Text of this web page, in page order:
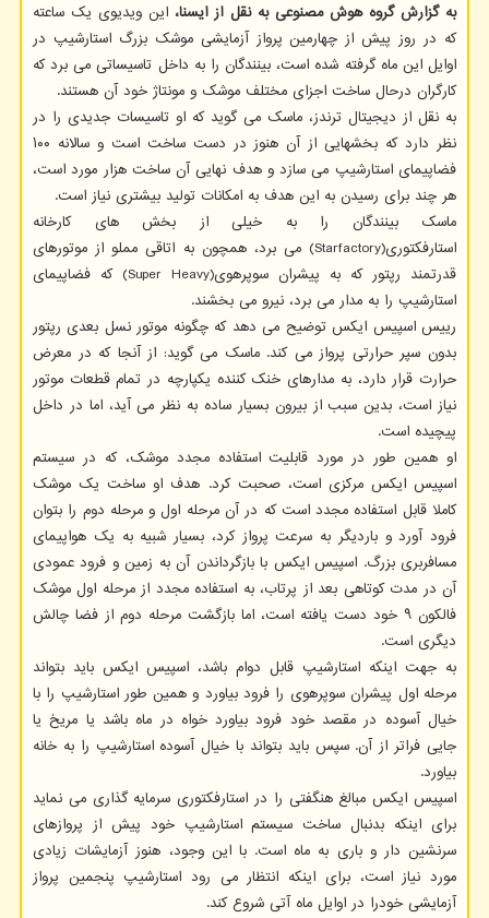
به گزارش گروه هوش مصنوعی به نقل از ایسنا، این ویدیوی یک ساعته
که در روز پیش از چهارمین پرواز آزمایشی موشک بزرگ استارشیپ در
اوایل این ماه گرفته شده است، بینندگان را به داخل تاسیساتی می برد که
کارگران درحال ساخت اجزای مختلف موشک و مونتاژ خود آن هستند.
به نقل از دیجیتال ترندز، ماسک می گوید که او تاسیسات جدیدی را در
نظر دارد که بخشهایی از آن هنوز در دست ساخت است و سالانه ۱۰۰
فضاپیمای استارشیپ می سازد و هدف نهایی آن ساخت هزار مورد است،
هر چند برای رسیدن به این هدف به امکانات تولید بیشتری نیاز است.
ماسک بینندگان را به خیلی از بخش های کارخانه
استارفکتوری(Starfactory) می برد، همچون به اتاقی مملو از موتورهای
قدرتمند رپتور که به پیشران سوپرهوی(Super Heavy) که فضاپیمای
استارشیپ را به مدار می برد، نیرو می بخشند.
رییس اسپیس ایکس توضیح می دهد که چگونه موتور نسل بعدی رپتور
بدون سپر حرارتی پرواز می کند. ماسک می گوید: از آنجا که در معرض
حرارت قرار دارد، به مدارهای خنک کننده یکپارچه در تمام قطعات موتور
نیاز است، بدین سبب از بیرون بسیار ساده به نظر می آید، اما در داخل
پیچیده است.
او همین طور در مورد قابلیت استفاده مجدد موشک، که در سیستم
اسپیس ایکس مرکزی است، صحبت کرد. هدف او ساخت یک موشک
کاملا قابل استفاده مجدد است که در آن مرحله اول و مرحله دوم را بتوان
فرود آورد و باردیگر به سرعت پرواز کرد، بسیار شبیه به یک هواپیمای
مسافربری بزرگ. اسپیس ایکس با بازگرداندن آن به زمین و فرود عمودی
آن در مدت کوتاهی بعد از پرتاب، به استفاده مجدد از مرحله اول موشک
فالکون ۹ خود دست یافته است، اما بازگشت مرحله دوم از فضا چالش
دیگری است.
به جهت اینکه استارشیپ قابل دوام باشد، اسپیس ایکس باید بتواند
مرحله اول پیشران سوپرهوی را فرود بیاورد و همین طور استارشیپ را با
خیال آسوده در مقصد خود فرود بیاورد خواه در ماه باشد یا مریخ یا
جایی فراتر از آن. سپس باید بتواند با خیال آسوده استارشیپ را به خانه
بیاورد.
اسپیس ایکس مبالغ هنگفتی را در استارفکتوری سرمایه گذاری می نماید
برای اینکه بدنبال ساخت سیستم استارشیپ خود پیش از پروازهای
سرنشین دار و باری به ماه است. با این وجود، هنوز آزمایشات زیادی
مورد نیاز است، برای اینکه انتظار می رود استارشیپ پنجمین پرواز
آزمایشی خودرا در اوایل ماه آتی شروع کند.